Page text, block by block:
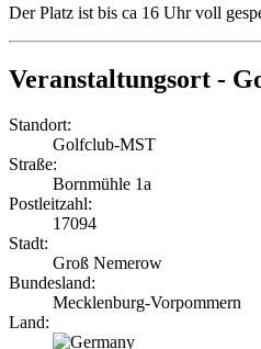
Der Platz ist bis ca 16 Uhr voll
Veranstaltungsort -
Standort:
Golfclub-MST
Straße:
Bornmühle 1a
Postleitzahl:
17094
Stadt:
Groß Nemerow
Bundesland:
Mecklenburg-Vorpommern
Land: